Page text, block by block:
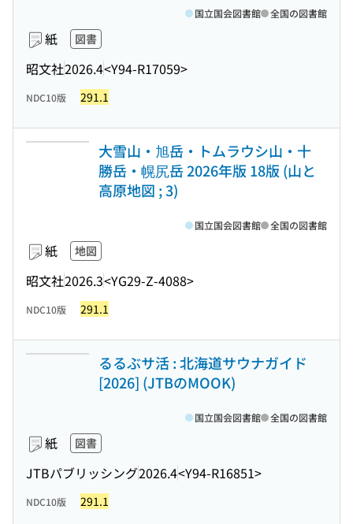
紙 図書
昭文社2026.4<Y94-R17059>
国立国会図書館 全国の図書館
NDC10版 291.1
大雪山・旭岳・トムラウシ山・十
勝岳・幌尻岳 2026年版 18版 (山と
高原地図 ; 3)
紙 地図
昭文社2026.3<YG29-Z-4088>
国立国会図書館 全国の図書館
NDC10版 291.1
るるぶサ活 : 北海道サウナガイド
[2026] (JTBのMOOK)
紙 図書
JTBパブリッシング2026.4<Y94-R16851>
国立国会図書館 全国の図書館
NDC10版 291.1